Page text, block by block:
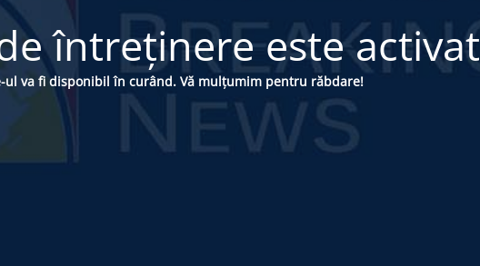
întreținere este activat
ul va fi disponibil în curând. Vă mulțumim pentru răbdare!